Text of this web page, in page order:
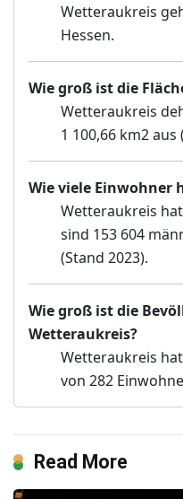
Wetteraukreis
Hessen.
Wie groß ist die
Wetteraukreis
1 100,66 km2 aus
Wie viele Einwohner
Wetteraukreis
sind 153 604
(Stand 2023).
Wie groß ist die
Wetteraukreis?
Wetteraukreis
von 282
Read More